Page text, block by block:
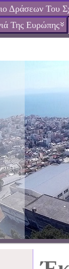
Δράσεων Του
Της Ευρώπης